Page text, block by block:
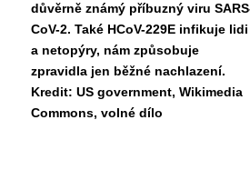
důvěrně známý příbuzný viru
CoV-2. Také HCoV-229E infikuje lidi
a netopýry, nám způsobuje
zpravidla jen běžné nachlazení.
Kredit: US government, Wikimedia
Commons, volné dílo